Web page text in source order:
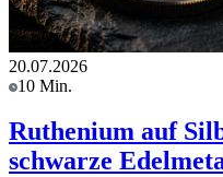
20.07.2026
10 Min.
Ruthenium auf
schwarze